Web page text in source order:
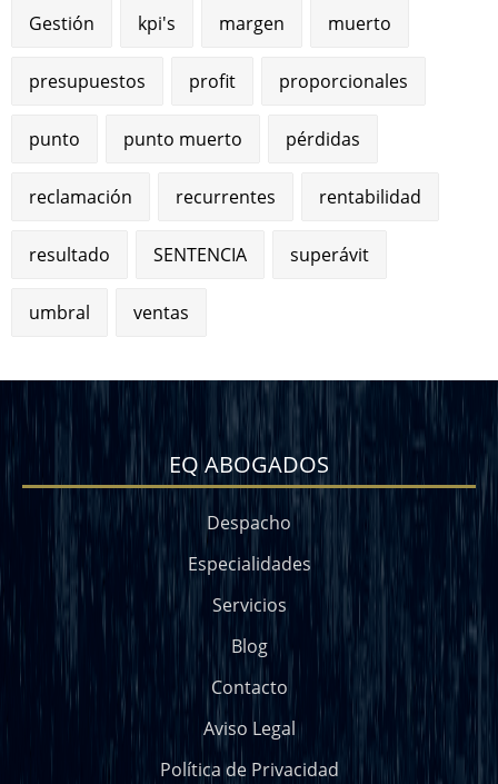
Gestión kpi's margen muerto
presupuestos profit proporcionales
punto punto muerto pérdidas
reclamación recurrentes rentabilidad
resultado SENTENCIA superávit
umbral ventas
EQ ABOGADOS
Despacho
Especialidades
Servicios
Blog
Contacto
Aviso Legal
Política de Privacidad